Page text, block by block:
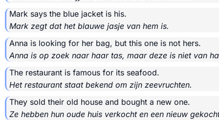
Mark says the blue jacket is his.
Mark zegt dat het blauwe jasje van hem is.
Anna is looking for her bag, but this one is not hers.
Anna is op zoek naar haar tas, maar deze is niet van
The restaurant is famous for its seafood.
Het restaurant staat bekend om zijn zeevruchten.
They sold their old house and bought a new one.
Ze hebben hun oude huis verkocht en een nieuw